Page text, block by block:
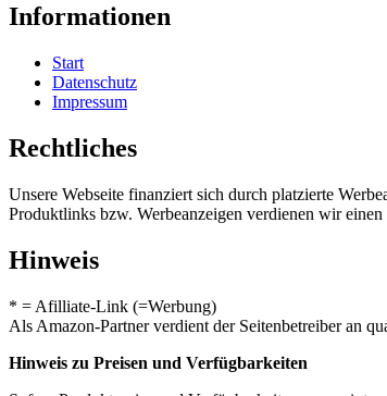
Informationen
Start
Datenschutz
Impressum
Rechtliches
Unsere Webseite finanziert sich durch platzierte
Produktlinks bzw. Werbeanzeigen verdienen wir
Hinweis
* = Afilliate-Link (=Werbung)
Als Amazon-Partner verdient der Seitenbetreiber an
Hinweis zu Preisen und Verfügbarkeiten